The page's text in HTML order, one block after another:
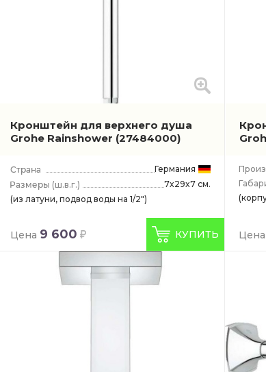
Кронштейн для верхнего душа
Grohe Rainshower (27484000)
Германия
(ш.в.г.)
7x29x7 см.
(из латуни, подвод воды на 1/2")
Цена 9 600 КУПИТЬ Цена